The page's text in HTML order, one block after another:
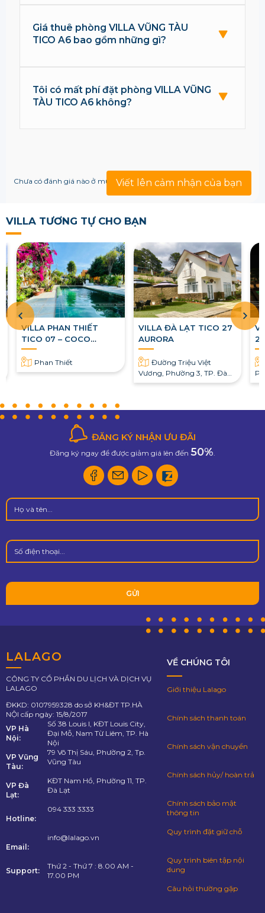
Giá thuê phòng VILLA VŨNG TÀU
TICO A6 bao gồm những gì?
Tôi có mất phí đặt phòng VILLA VŨNG
TÀU TICO A6 không?
Viết lên cảm nhận của bạn
Chưa có đánh giá nào ở mục này!
VILLA TƯƠNG TỰ CHO BẠN
VILLA PHAN THIẾT
TICO 07 – COCO
BEACH HOUSE
Phan Thiết
VILLA ĐÀ LẠT TICO 27
AURORA
Đường Triệu Việt
Vương, Phường 3, TP. Đà
Lạt
ĐĂNG KÝ NHẬN ƯU ĐÃI
Đăng ký ngay để được giảm giá lên đến 50%.
LALAGO
CÔNG TY CỔ PHẦN DU LỊCH VÀ DỊCH VỤ
LALAGO
ĐKKD: 0107959328 do sở KH&ĐT TP.HÀ
NỘI cấp ngày: 15/8/2017
VP Hà
Nội:
Số 38 Louis I, KĐT Louis City,
Đại Mỗ, Nam Từ Liêm, TP. Hà
Nội
VP Vũng
Tàu:
79 Võ Thị Sáu, Phường 2, Tp.
Vũng Tàu
VP Đà
Lạt:
KĐT Nam Hồ, Phường 11, TP.
Đà Lạt
Hotline:
094 333 3333
Email:
info@lalago.vn
Support:
Thứ 2 - Thứ 7 : 8.00 AM -
17.00 PM
VỀ CHÚNG TÔI
Giới thiệu Lalago
Chính sách thanh toán
Chính sách vận chuyển
Chính sách hủy/ hoàn trả
Chính sách bảo mật
thông tin
Quy trình đặt giữ chỗ
Quy trình biên tập nội
dung
Câu hỏi thường gặp